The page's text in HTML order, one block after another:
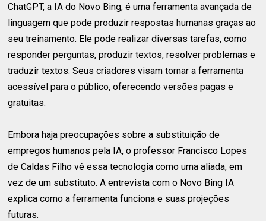
ChatGPT, a IA do Novo Bing, é uma ferramenta avançada de
linguagem que pode produzir respostas humanas graças ao
seu treinamento. Ele pode realizar diversas tarefas, como
responder perguntas, produzir textos, resolver problemas e
traduzir textos. Seus criadores visam tornar a ferramenta
acessível para o público, oferecendo versões pagas e
gratuitas.
Embora haja preocupações sobre a substituição de
empregos humanos pela IA, o professor Francisco Lopes
de Caldas Filho vê essa tecnologia como uma aliada, em
vez de um substituto. A entrevista com o Novo Bing IA
explica como a ferramenta funciona e suas projeções
futuras.